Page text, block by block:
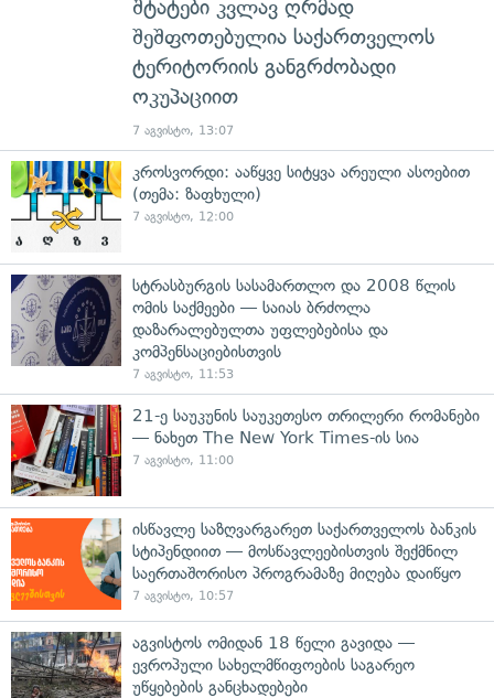
შტატები კვლავ ღრმად
შეშფოთებულია საქართველოს
ტერიტორიის განგრძობადი
ოკუპაციით
7 აგვისტო, 13:07
კროსვორდი: ააწყვე სიტყვა არეული ასოებით
(თემა: ზაფხული)
7 აგვისტო, 12:00
სტრასბურგის სასამართლო და 2008 წლის
ომის საქმეები — საიას ბრძოლა
დაზარალებულთა უფლებებისა და
კომპენსაციებისთვის
7 აგვისტო, 11:53
21-ე საუკუნის საუკეთესო თრილერი რომანები
— ნახეთ The New York Times-ის სია
7 აგვისტო, 11:00
ისწავლე საზღვარგარეთ საქართველოს ბანკის
სტიპენდიით — მოსწავლეებისთვის შექმნილ
საერთაშორისო პროგრამაზე მიღება დაიწყო
7 აგვისტო, 10:57
აგვისტოს ომიდან 18 წელი გავიდა —
ევროპული სახელმწიფოების საგარეო
უწყებების განცხადებები